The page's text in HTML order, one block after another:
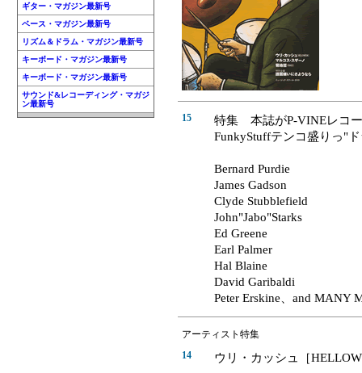
ギター・マガジン最新号
ベース・マガジン最新号
リズム＆ドラム・マガジン最新号
キーボード・マガジン最新号
キーボード・マガジン最新号
サウンド&レコーディング・マガジ
ン最新号
15
特集 本誌がP-VINEレコ
FunkyStuffテンコ盛りっ"
Bernard Purdie
James Gadson
Clyde Stubblefield
John"Jabo"Starks
Ed Greene
Earl Palmer
Hal Blaine
David Garibaldi
Peter Erskine、and MANY
アーティスト特集
14
ウリ・カッシュ［